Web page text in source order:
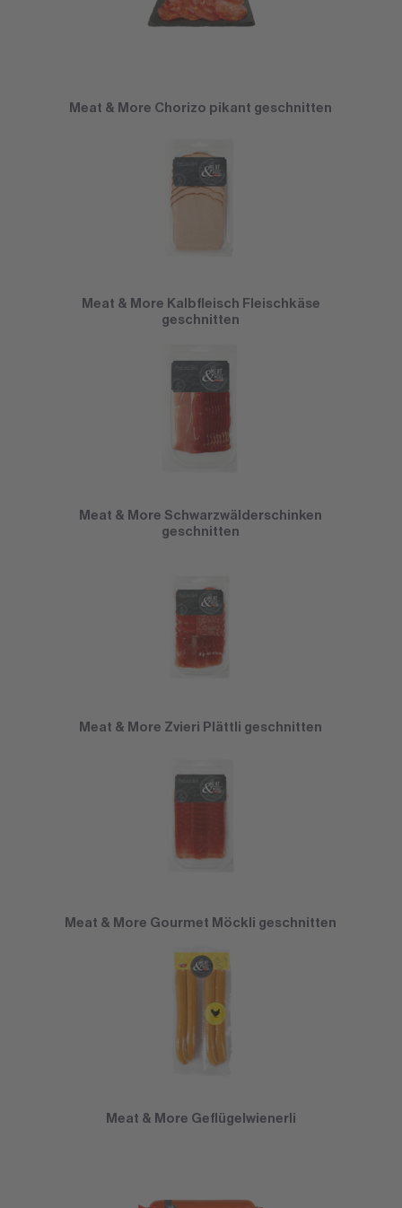
Meat & More Chorizo pikant geschnitten
Meat & More Kalbfleisch Fleischkäse
geschnitten
Meat & More Schwarzwälderschinken
geschnitten
Meat & More Zvieri Plättli geschnitten
Meat & More Gourmet Möckli geschnitten
Meat & More Geflügelwienerli